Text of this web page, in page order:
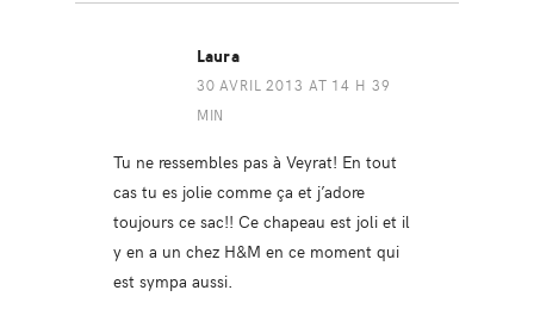
Laura
30 AVRIL 2013 AT 14 H 39
MIN
Tu ne ressembles pas à Veyrat! En tout
cas tu es jolie comme ça et j’adore
toujours ce sac!! Ce chapeau est joli et il
y en a un chez H&M en ce moment qui
est sympa aussi.